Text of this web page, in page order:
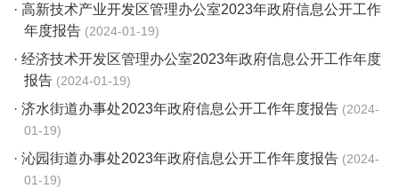
· 高新技术产业开发区管理办公室2023年政府信息公开工作
年度报告 2024-01-19
· 经济技术开发区管理办公室2023年政府信息公开工作年度
报告 2024-01-19
· 济水街道办事处2023年政府信息公开工作年度报告 2024-
01-19
· 沁园街道办事处2023年政府信息公开工作年度报告 2024-
01-19